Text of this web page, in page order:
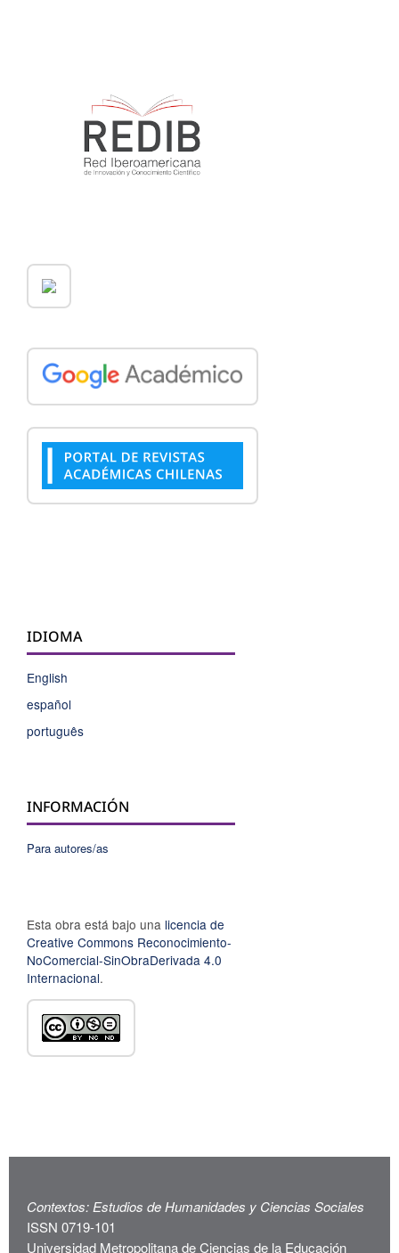
IDIOMA
English
español
português
INFORMACIÓN
Para autores/as
Esta obra está bajo una licencia de
Creative Commons Reconocimiento-
NoComercial-SinObraDerivada 4.0
Internacional.
Contextos: Estudios de Humanidades y Ciencias Sociales
ISSN 0719-101
Universidad Metropolitana de Ciencias de la Educación